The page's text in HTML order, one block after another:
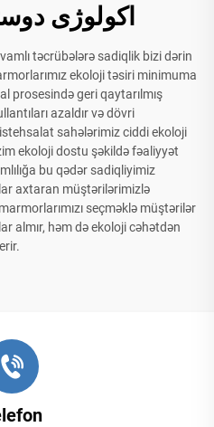
اکولوژی
təcrübələrə sadiqlik bizi dərin
ekoloji təsiri minimuma
prosesində geri qaytarılmış
azaldır və dövri
sahələrimiz ciddi ekoloji
ekoloji dostu şəkildə fəaliyyət
bu qədər sadiqliyimiz
axtaran müştərilərimizlə
seçməklə müştərilər
almır, həm də ekoloji cəhətdən